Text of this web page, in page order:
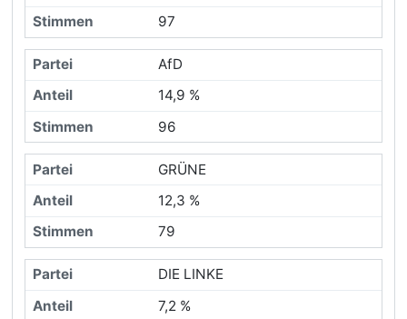
97
AfD
14,9 %
96
GRÜNE
12,3 %
79
DIE LINKE
7,2 %